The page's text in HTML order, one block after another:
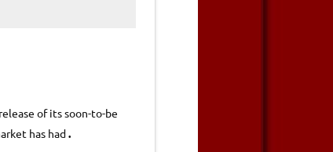
of its soon-to-be
has had.